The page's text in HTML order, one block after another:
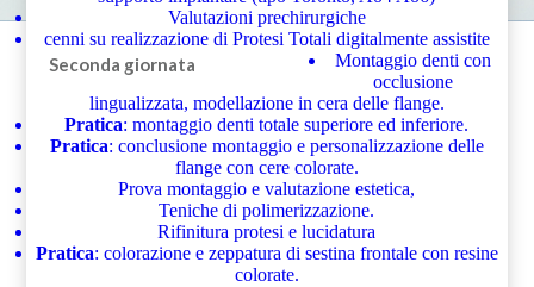
Valutazioni prechirurgiche
cenni su realizzazione di Protesi Totali digitalmente assistite
Seconda giornata
Montaggio denti con
occlusione
lingualizzata, modellazione in cera delle flange.
Pratica: montaggio denti totale superiore ed inferiore.
Pratica: conclusione montaggio e personalizzazione delle
flange con cere colorate.
Prova montaggio e valutazione estetica,
Teniche di polimerizzazione.
Rifinitura protesi e lucidatura
Pratica: colorazione e zeppatura di sestina frontale con resine
colorate.